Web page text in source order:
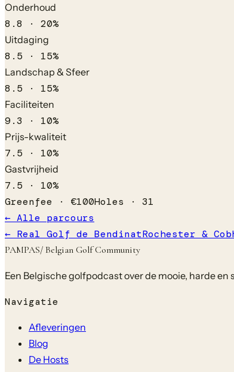
Onderhoud
8.8 · 20%
Uitdaging
8.5 · 15%
Landschap & Sfeer
8.5 · 15%
Faciliteiten
9.3 · 10%
Prijs-kwaliteit
7.5 · 10%
Gastvrijheid
7.5 · 10%
Greenfee · €100Holes · 31
← Alle parcours
← Real Golf de BendinatRochester &
PAMPAS/ Belgian Golf Community
Een Belgische golfpodcast over de mooie, harde
Navigatie
Afleveringen
Blog
De Hosts